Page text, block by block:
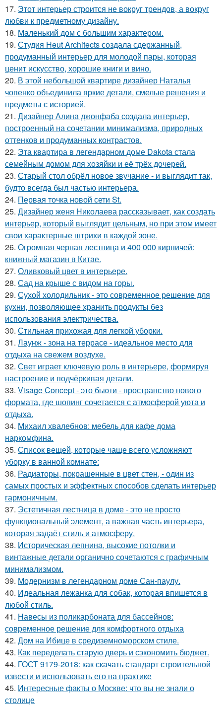
17. Этот интерьер строится не вокруг трендов, а вокруг
любви к предметному дизайну.
18. Маленький дом с большим характером.
19. Студия Heut Architects создала сдержанный,
продуманный интерьер для молодой пары, которая
ценит искусство, хорошие книги и вино.
20. В этой небольшой квартире дизайнер Наталья
чопенко объединила яркие детали, смелые решения и
предметы с историей.
21. Дизайнер Алина джонфаба создала интерьер,
построенный на сочетании минимализма, природных
оттенков и продуманных контрастов.
22. Эта квартира в легендарном доме Dakota стала
семейным домом для хозяйки и её трёх дочерей.
23. Старый стол обрёл новое звучание - и выглядит так,
будто всегда был частью интерьера.
24. Первая точка новой сети St.
25. Дизайнер женя Николаева рассказывает, как создать
интерьер, который выглядит цельным, но при этом имеет
свои характерные штрихи в каждой зоне.
26. Огромная черная лестница и 400 000 кирпичей:
книжный магазин в Китае.
27. Оливковый цвет в интерьере.
28. Сад на крыше с видом на горы.
29. Сухой холодильник - это современное решение для
кухни, позволяющее хранить продукты без
использования электричества.
30. Стильная прихожая для легкой уборки.
31. Лаунж - зона на террасе - идеальное место для
отдыха на свежем воздухе.
32. Свет играет ключевую роль в интерьере, формируя
настроение и подчёркивая детали.
33. Visage Concept - это бьюти - пространство нового
формата, где шопинг сочетается с атмосферой уюта и
отдыха.
34. Михаил хвалебнов: мебель для кафе дома
наркомфина.
35. Список вещей, которые чаще всего усложняют
уборку в ванной комнате:
36. Радиаторы, покрашенные в цвет стен, - один из
самых простых и эффектных способов сделать интерьер
гармоничным.
37. Эстетичная лестница в доме - это не просто
функциональный элемент, а важная часть интерьера,
которая задаёт стиль и атмосферу.
38. Историческая лепнина, высокие потолки и
винтажные детали органично сочетаются с графичным
минимализмом.
39. Модернизм в легендарном доме Сан-паулу.
40. Идеальная лежанка для собак, которая впишется в
любой стиль.
41. Навесы из поликарбоната для бассейнов:
современное решение для комфортного отдыха
42. Дом на Ибице в средиземноморском стиле.
43. Как переделать старую дверь и сэкономить бюджет.
44. ГОСТ 9179-2018: как скачать стандарт строительной
извести и использовать его на практике
45. Интересные факты о Москве: что вы не знали о
столице